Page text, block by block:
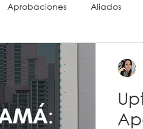
Preferencial en
Aprobaciones Aliados
MIVI MIVI
Eventos Mi Ambiente